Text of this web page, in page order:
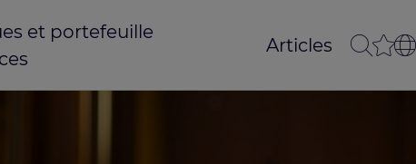
et portefeuille
Articles